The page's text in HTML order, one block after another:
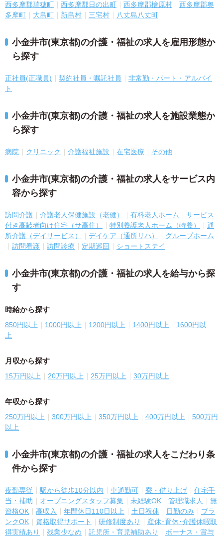
西多摩郡瑞穂町
西多摩郡日の出町 西多摩郡檜原村
西多摩郡奥
多摩町
大島町 新島村 三宅村 八丈島八丈町
小金井市(東京都)の介護・福祉の求人を雇用形態か
ら探す
正社員(正職員) 契約社員・嘱託社員
非常勤・パート・アルバイ
ト
小金井市(東京都)の介護・福祉の求人を施設業態か
ら探す
病院 クリニック 介護福祉施設 在宅医療 その他
小金井市(東京都)の介護・福祉の求人をサービス内
容から探す
訪問介護 介護老人保健施設（老健） 有料老人ホーム
サービス
付き高齢者向け住宅（サ高住）
特別養護老人ホーム（特養）
通
所介護（デイサービス）
デイケア（通所リハ）
グループホーム
訪問看護
訪問診療 定期巡回 ショートステイ
小金井市(東京都)の介護・福祉の求人を給与から探
す
時給から探す
850円以上 1000円以上 1200円以上 1400円以上
1600円以
上
月収から探す
15万円以上 20万円以上 25万円以上 30万円以上
年収から探す
250万円以上 300万円以上 350万円以上 400万円以上
500万円
以上
小金井市(東京都)の介護・福祉の求人をこだわり条
件から探す
夜勤専従 駅から徒歩10分以内 車通勤可 寮・借り上げ
住宅手
当・補助
オープニングスタッフ募集 未経験OK 管理職求人
無
資格OK
高収入 年間休日110日以上 土日祝休 日勤のみ
ブラ
ンクOK
資格取得サポート 研修制度あり
産休･育休･介護休暇取
得実績あり
残業少なめ 託児所・育児補助あり
ボーナス・賞与